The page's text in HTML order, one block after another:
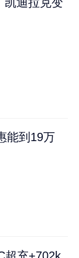
能到19万